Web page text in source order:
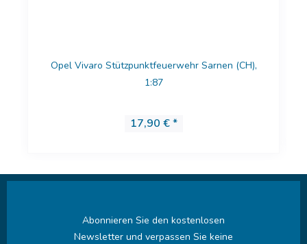
Opel Vivaro Stützpunktfeuerwehr Sarnen (CH),
1:87
17,90 € *
Abonnieren Sie den kostenlosen
Newsletter und verpassen Sie keine